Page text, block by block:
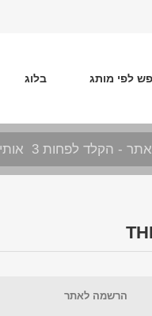
לפי מותג בלוג
הרשמה לאתר